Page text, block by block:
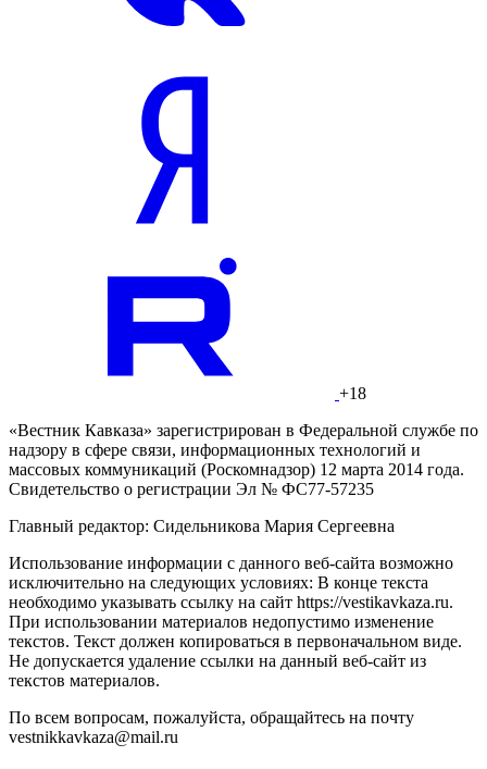
+18
«Вестник Кавказа» зарегистрирован в Федеральной службе по
надзору в сфере связи, информационных технологий и
массовых коммуникаций (Роскомнадзор) 12 марта 2014 года.
Свидетельство о регистрации Эл № ФС77-57235
Главный редактор: Сидельникова Мария Сергеевна
Использование информации с данного веб-сайта возможно
исключительно на следующих условиях: В конце текста
необходимо указывать ссылку на сайт https://vestikavkaza.ru.
При использовании материалов недопустимо изменение
текстов. Текст должен копироваться в первоначальном виде.
Не допускается удаление ссылки на данный веб-сайт из
текстов материалов.
По всем вопросам, пожалуйста, обращайтесь на почту
vestnikkavkaza@mail.ru